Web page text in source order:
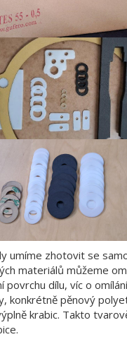
umíme zhotovit se
materiálů můžeme
povrchu dílu, víc o
konkrétně pěnový
krabic. Takto